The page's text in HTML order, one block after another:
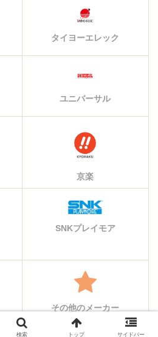
タイヨーエレック
ユニバーサル
京楽
SNKプレイモア
その他のメーカー
検索 トップ サイドバー